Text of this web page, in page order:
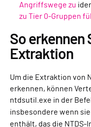
Angriffswege zu
zu Tier 0-Gruppen
So erkennen
Extraktion
Um die Extraktion von
erkennen, können
ntdsutil.exe in der
insbesondere wenn sie
enthält, das die NTDS-